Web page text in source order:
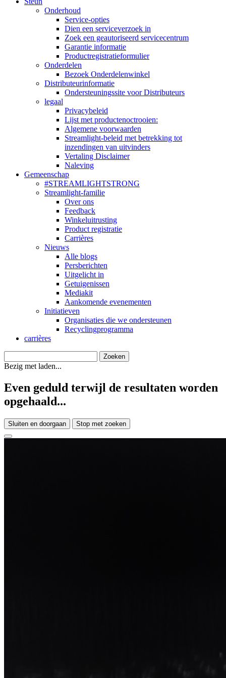
Onderhoud
Service-opties
Dien een serviceverzoek in
Zoek een geautoriseerd servicecentrum
Garantie informatie
Productregistratieformulier
Onderdelen
Bezoek Onderdelenwinkel
Distributeurinformatie
Ondersteuningssite voor Distributeurs
legaal
Privacybeleid
Lijst met productenoctrooien:
Algemene voorwaarden
Streamlight-beleid met betrekking tot
inzendingen van uitvinders
Vertaling Disclaimer
Naleving
Gemeenschap
#STREAMLIGHTSTRONG
Streamlight-familie
Over ons
Feedback
Winkeluitrusting
Product registratie
Carrières
Nieuws
Alle blogs
Persberichten
Uitgelicht in
Getuigenissen
Mediakit
Aankomende evenementen
Initiatieven
Organisaties die we ondersteunen
Recyclingprogramma
carrières
Bezig met laden...
Even geduld terwijl de resultaten worden
opgehaald...
Sluiten en doorgaan Stop met zoeken